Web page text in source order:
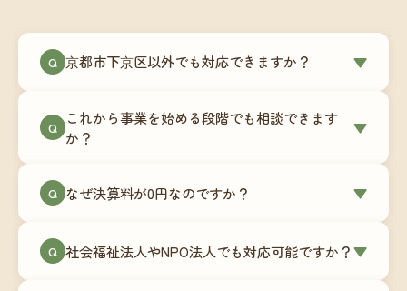
Q 京都市下京区以外でも対応できますか？ ▼
す。Zoomやチャットツールを使ったオンラインで
のやり取りが中心ですので、地域を問わずサポー
地域の事業者さまにご利用いただいています。
Q
これから事業を始める段階でも相談できます
か？
▼
180,000円〜）をご用意しています。事業計画の段
談にも対応しています。
Q なぜ決算料が0円なのですか？ ▼
次で進めています。そのため、決算時に追加の作
Q 社会福祉法人やNPO法人でも対応可能ですか？▼